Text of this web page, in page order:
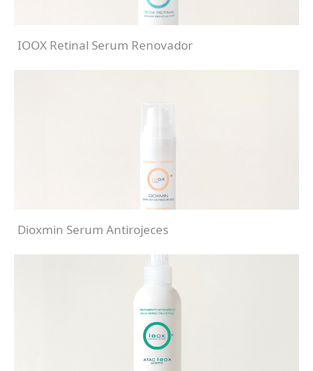
IOOX Retinal Serum Renovador
Dioxmin Serum Antirojeces